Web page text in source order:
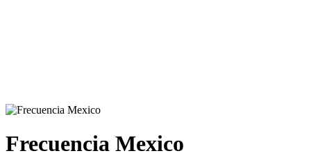
Frecuencia Mexico